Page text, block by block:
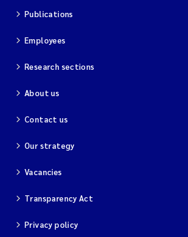
Publications
Employees
Research sections
About us
Contact us
Our strategy
Vacancies
Transparency Act
Privacy policy